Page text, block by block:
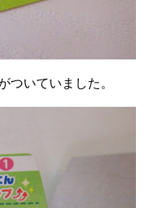
ついていました。